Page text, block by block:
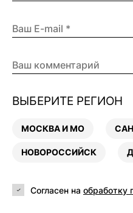
ВЫБЕРИТЕ РЕГИОН
МОСКВА И МО
НОВОРОССИЙСК
Согласен на обработку